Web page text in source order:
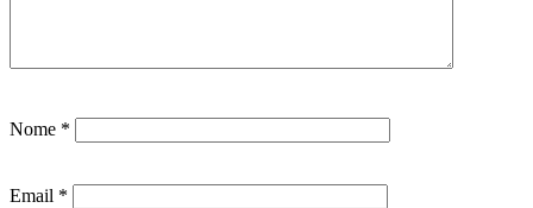
Nome *
Email *